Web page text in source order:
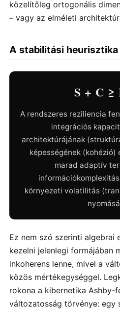
közelítőleg ortogonális
– vagy az elméleti
A stabilitási heurisztika
S + C
A rendszeres reziliencia
integrációs
architektúrájának
képességének (kohézió)
marad adaptív
környezeti volatilitás
Ez nem szó szerinti algebrai
kezelni jelenlegi formájában
inkoherens lenne, mivel a
közös mértékegységgel.
rokona a kibernetika Ashby-
változatosság törvénye: egy